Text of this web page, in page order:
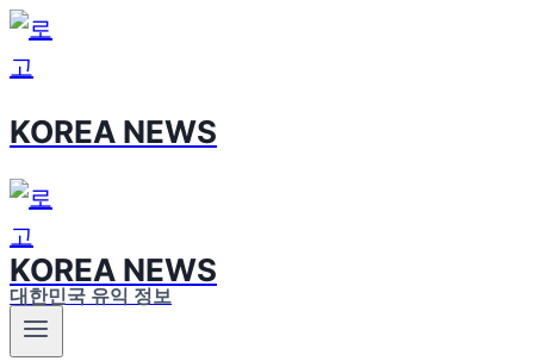
Skip
to
KOREA NEWS
KOREA NEWS
대한민국 유익 정보